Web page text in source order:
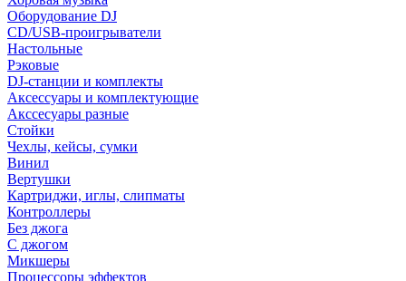
Оборудование DJ
CD/USB-проигрыватели
Настольные
Рэковые
DJ-станции и комплекты
Аксессуары и комплектующие
Акссесуары разные
Стойки
Чехлы, кейсы, сумки
Винил
Вертушки
Картриджи, иглы, слипматы
Контроллеры
Без джога
С джогом
Микшеры
Процессоры эффектов